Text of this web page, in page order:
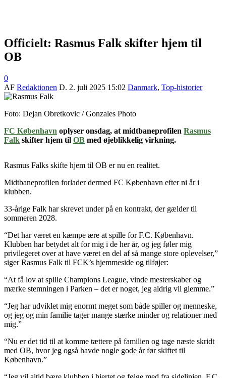
Officielt: Rasmus Falk skifter hjem til
OB
0
AF Redaktionen D. 2. juli 2025 15:02 Danmark, Top-historier
Foto: Dejan Obretkovic / Gonzales Photo
FC København oplyser onsdag, at midtbaneprofilen Rasmus
Falk skifter hjem til OB med øjeblikkelig virkning.
Rasmus Falks skifte hjem til OB er nu en realitet.
Midtbaneprofilen forlader dermed FC København efter ni år i
klubben.
33-årige Falk har skrevet under på en kontrakt, der gælder til
sommeren 2028.
“Det har været en kæmpe ære at spille for F.C. København.
Klubben har betydet alt for mig i de her år, og jeg føler mig
privilegeret over at have været en del af så mange store oplevelser,”
siger Rasmus Falk til FCK’s hjemmeside og tilføjer:
“At få lov at spille Champions League, vinde mesterskaber og
mærke stemningen i Parken – det er noget, jeg aldrig vil glemme.”
“Jeg har udviklet mig enormt meget som både spiller og menneske,
og jeg og min familie tager mange stærke minder og relationer med
mig.”
“Nu er det tid til at komme tættere på familien og tage næste skridt
med OB, hvor jeg også havde nogle gode år før skiftet til
København.”